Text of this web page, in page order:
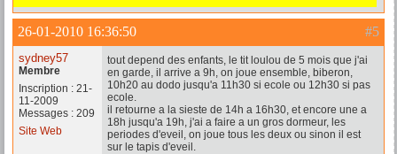
#5
26-01-2010 16:36:50
sydney57
Membre
Inscription : 21-
11-2009
Messages : 209
Site Web
tout depend des enfants, le tit loulou de 5 mois que j'ai
en garde, il arrive a 9h, on joue ensemble, biberon,
10h20 au dodo jusqu'a 11h30 si ecole ou 12h30 si pas
ecole.
il retourne a la sieste de 14h a 16h30, et encore une a
18h jusqu'a 19h, j'ai a faire a un gros dormeur, les
periodes d'eveil, on joue tous les deux ou sinon il est
sur le tapis d'eveil.